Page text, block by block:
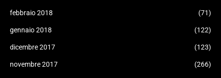
febbraio 2018 (71)
gennaio 2018 (122)
dicembre 2017 (123)
novembre 2017 (266)